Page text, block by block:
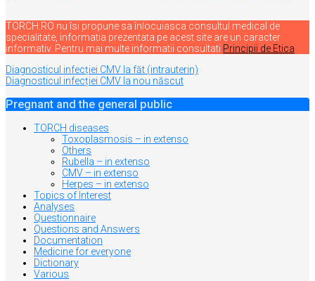
TORCH.RO nu îsi propune sa înlocuiasca consultul medical de
specialitate, informatia prezentata pe acest site are un caracter
informativ. Pentru mai multe informatii consultati Principii de Etica
Navigare
în
articole
Diagnosticul infecției CMV la făt (intrauterin)
Diagnosticul infecției CMV la nou născut
Pregnant and the general public
TORCH diseases
Toxoplasmosis – in extenso
Others
Rubella – in extenso
CMV – in extenso
Herpes – in extenso
Topics of Interest
Analyses
Questionnaire
Questions and Answers
Documentation
Medicine for everyone
Dictionary
Various